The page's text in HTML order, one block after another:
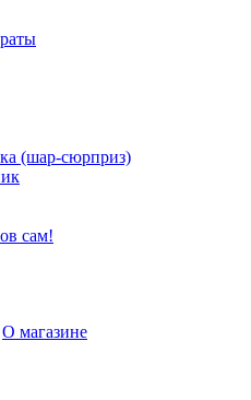
(шар-сюрприз)
сам!
О магазине